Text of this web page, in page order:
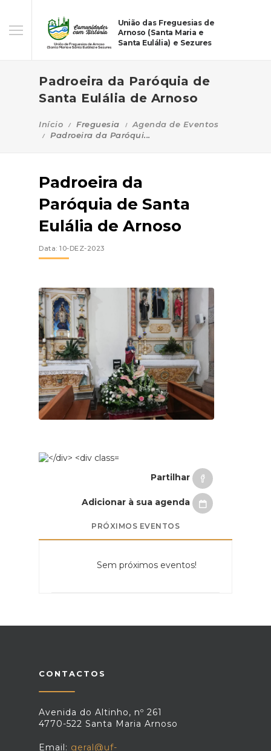
União das Freguesias de
Arnoso (Santa Maria e
Santa Eulália) e Sezures
Padroeira da Paróquia de
Santa Eulália de Arnoso
Início Freguesia
Agenda de Eventos
Padroeira da Paróqui...
Padroeira da
Paróquia de Santa
Eulália de Arnoso
Data: 10-DEZ-2023
Partilhar
Adicionar à sua agenda
PRÓXIMOS EVENTOS
Sem próximos eventos!
CONTACTOS
Avenida do Altinho, nº 261
4770-522 Santa Maria Arnoso
Email: geral@uf-